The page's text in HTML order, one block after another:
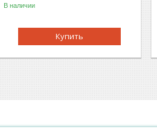
В наличии
Купить